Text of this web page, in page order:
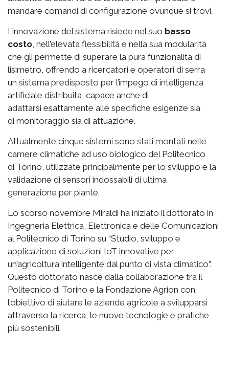
mandare comandi di configurazione ovunque si trovi.
L’innovazione del sistema risiede nel suo basso
costo, nell’elevata flessibilità e nella sua modularità
che gli permette di superare la pura funzionalità di
lisimetro, offrendo a ricercatori e operatori di serra
un sistema predisposto per l’impego di intelligenza
artificiale distribuita, capace anche di
adattarsi esattamente alle specifiche esigenze sia
di monitoraggio sia di attuazione.
Attualmente cinque sistemi sono stati montati nelle
camere climatiche ad uso biologico del Politecnico
di Torino, utilizzate principalmente per lo sviluppo e la
validazione di sensori indossabili di ultima
generazione per piante.
Lo scorso novembre Miraldi ha iniziato il dottorato in
Ingegneria Elettrica, Elettronica e delle Comunicazioni
al Politecnico di Torino su “Studio, sviluppo e
applicazione di soluzioni IoT innovative per
un’agricoltura intelligente dal punto di vista climatico”.
Questo dottorato nasce dalla collaborazione tra il
Politecnico di Torino e la Fondazione Agrion con
l’obiettivo di aiutare le aziende agricole a svilupparsi
attraverso la ricerca, le nuove tecnologie e pratiche
più sostenibili.